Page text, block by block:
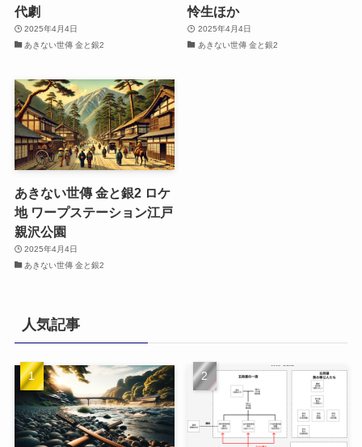
代劇
2025年4月4日
あきない世傳 金と銀2
怜生ほか
2025年4月4日
あきない世傳 金と銀2
あきない世傳 金と銀2 ロケ
地 ワープステーション江戸
親沢公園
2025年4月4日
あきない世傳 金と銀2
人気記事